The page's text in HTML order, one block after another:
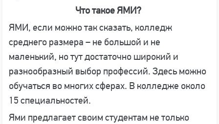
Что такое ЯМИ?
ЯМИ, если можно так сказать, колледж
среднего размера – не большой и не
маленький, но тут достаточно широкий и
разнообразный выбор профессий. Здесь можно
обучаться во многих сферах. В колледже около
15 специальностей.
Ями предлагает своим студентам не только